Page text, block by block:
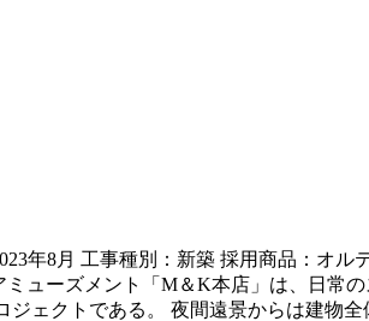
年8月 工事種別：新築 採用商品：オ
ューズメント「M＆K本店」は、日常
ェクトである。 夜間遠景からは建物